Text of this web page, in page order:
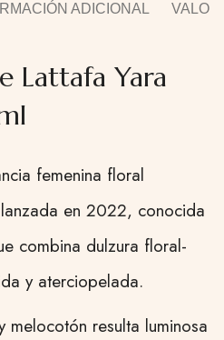
ADICIONAL
Lattafa Yara
femenina floral
en 2022, conocida
combina dulzura floral-
y aterciopelada.
resulta luminosa